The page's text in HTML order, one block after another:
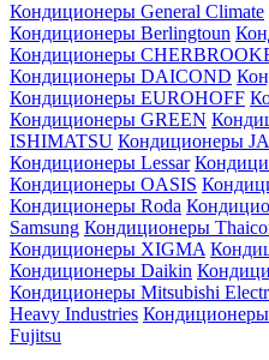
Кондиционеры General Climate
Кондиционеры Berlingtoun
Кондиционеры
Кондиционеры DAICOND
Кондиционеры EUROHOFF
Кондиционеры GREEN
ISHIMATSU Кондиционеры
Кондиционеры Lessar
Кондиционеры OASIS
Кондиционеры Roda
Samsung Кондиционеры
Кондиционеры XIGMA
Кондиционеры Daikin
Кондиционеры Mitsubishi
Heavy Industries
Fujitsu